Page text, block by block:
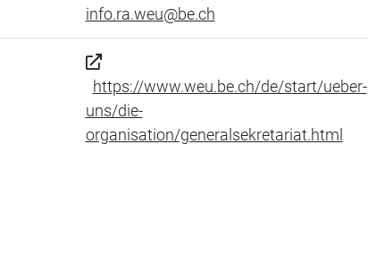
info.ra.weu@be.ch
https://www.weu.be.ch/de/start/ueber-
uns/die-
organisation/generalsekretariat.html